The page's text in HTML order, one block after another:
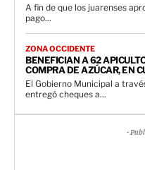
A fin de que los juarenses
pago...
ZONA OCCIDENTE
BENEFICIAN A 62
COMPRA DE AZÚCAR, EN
El Gobierno Municipal a
entregó cheques a...
-